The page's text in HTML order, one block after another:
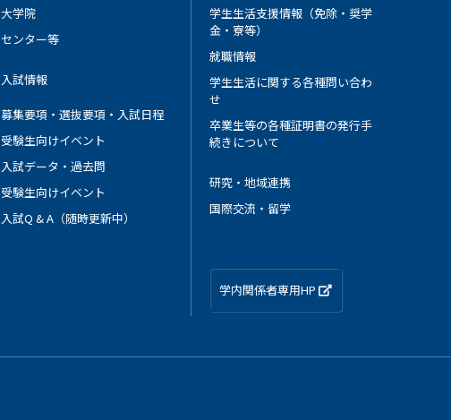
大学院
センター等
入試情報
募集要項・選抜要項・入試日程
受験生向けイベント
入試データ・過去問
受験生向けイベント
入試Q & A（随時更新中）
学生生活支援情報（免除・奨学
金・寮等）
就職情報
学生生活に関する各種問い合わ
せ
卒業生等の各種証明書の発行手
続きについて
研究・地域連携
国際交流・留学
学内関係者専用HP